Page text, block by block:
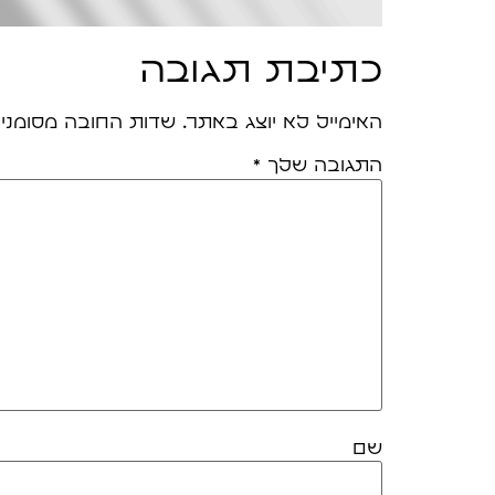
כתיבת תגובה
האימייל לא יוצג באתר. שדות החובה
התגובה שלך *
שם